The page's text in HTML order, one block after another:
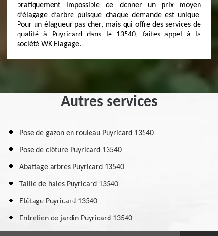
pratiquement impossible de donner un prix moyen
d’élagage d’arbre puisque chaque demande est unique.
Pour un élagueur pas cher, mais qui offre des services de
qualité à Puyricard dans le 13540, faites appel à la
société WK Elagage.
Autres services
Pose de gazon en rouleau Puyricard 13540
Pose de clôture Puyricard 13540
Abattage arbres Puyricard 13540
Taille de haies Puyricard 13540
Etêtage Puyricard 13540
Entretien de jardin Puyricard 13540